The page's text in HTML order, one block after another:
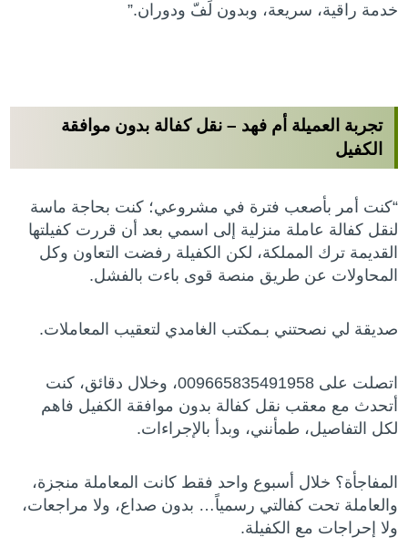
خدمة راقية، سريعة، وبدون لَفّ ودوران.”
تجربة العميلة أم فهد –نقل كفالة بدون موافقة
الكفيل
“كنت أمر بأصعب فترة في مشروعي؛ كنت بحاجة ماسة
لنقل كفالة عاملة منزلية إلى اسمي بعد أن قررت كفيلتها
القديمة ترك المملكة، لكن الكفيلة رفضت التعاون وكل
المحاولات عن طريق منصة قوى باءت بالفشل.
صديقة لي نصحتني بـمكتب الغامدي لتعقيب المعاملات.
اتصلت على 009665835491958، وخلال دقائق، كنت
أتحدث مع معقب نقل كفالة بدون موافقة الكفيل فاهم
لكل التفاصيل، طمأنني، وبدأ بالإجراءات.
المفاجأة؟ خلال أسبوع واحد فقط كانت المعاملة منجزة،
والعاملة تحت كفالتي رسمياً… بدون صداع، ولا مراجعات،
ولا إحراجات مع الكفيلة.